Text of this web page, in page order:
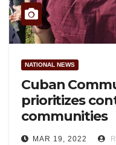
NATIONAL NEWS
Cuban
prioritizes
communities
MAR 19, 2022